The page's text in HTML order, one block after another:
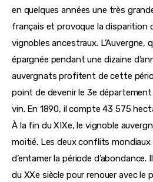
en quelques années une très
français et provoque la disparition
vignobles ancestraux. L’Auvergne,
épargnée pendant une dizaine
auvergnats profitent de cette
point de devenir le 3e
vin. En 1890, il compte 43 575
À la fin du XIXe, le vignoble
moitié. Les deux conflits mondiaux
d’entamer la période
du XXe siècle pour renouer avec le